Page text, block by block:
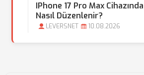
IPhone 17 Pro Max
Nasıl Düzenlenir?
LEVERSNET 10.08.2026